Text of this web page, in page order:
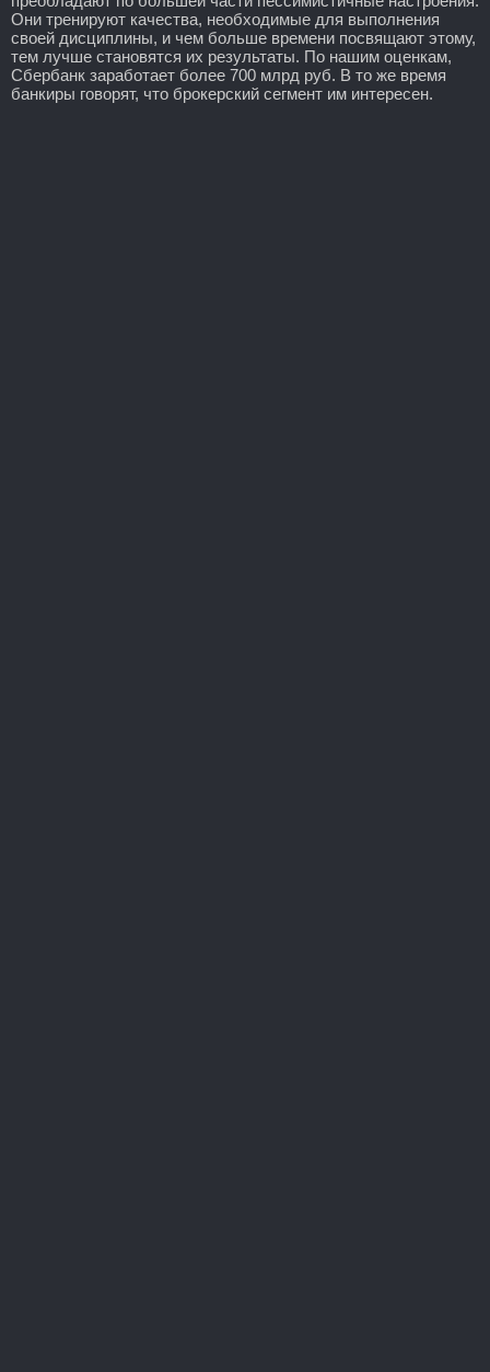
Они тренируют качества, необходимые для выполнения
своей дисциплины, и чем больше времени посвящают этому,
тем лучше становятся их результаты. По нашим оценкам,
Сбербанк заработает более 700 млрд руб. В то же время
банкиры говорят, что брокерский сегмент им интересен.